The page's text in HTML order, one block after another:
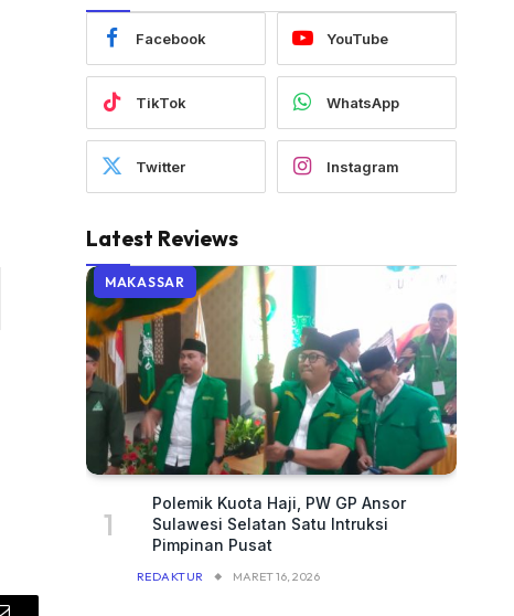
Facebook YouTube
TikTok WhatsApp
Twitter Instagram
Latest Reviews
MAKASSAR
Polemik Kuota Haji, PW GP Ansor
Sulawesi Selatan Satu Intruksi
Pimpinan Pusat
REDAKTUR MARET 16, 2026